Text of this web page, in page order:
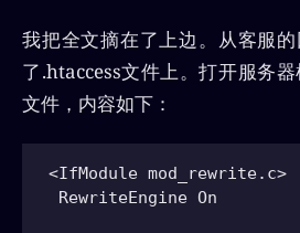
我把全文摘在了上边。从客服
了.htaccess文件上。打开服务
文件，内容如下：
<IfModule mod_rewrite.c>
RewriteEngine On